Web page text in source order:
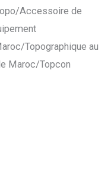
Accessoire de
Topographique au
Maroc/Topcon